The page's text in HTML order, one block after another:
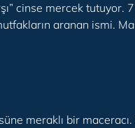
cinse mercek
aranan ismi.
meraklı bir